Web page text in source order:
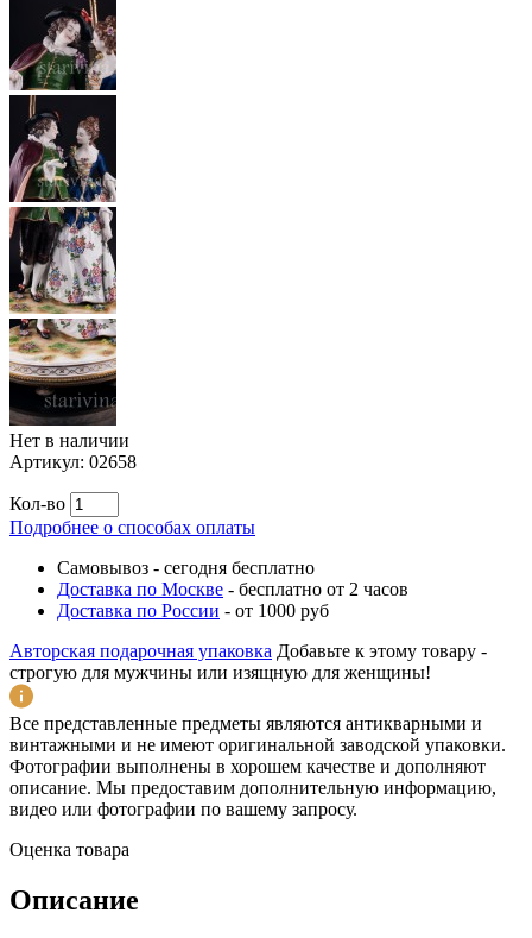
Нет в наличии
Артикул: 02658
Кол-во
Подробнее о способах оплаты
Самовывоз - сегодня бесплатно
Доставка по Москве - бесплатно от 2 часов
Доставка по России - от 1000 руб
Авторская подарочная упаковка Добавьте к этому товару -
строгую для мужчины или изящную для женщины!
Все представленные предметы являются антикварными и
винтажными и не имеют оригинальной заводской упаковки.
Фотографии выполнены в хорошем качестве и дополняют
описание. Мы предоставим дополнительную информацию,
видео или фотографии по вашему запросу.
Оценка товара
Описание